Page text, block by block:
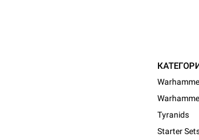
Tyranids
Starter